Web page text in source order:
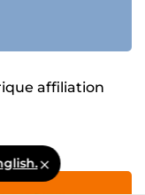
affiliation